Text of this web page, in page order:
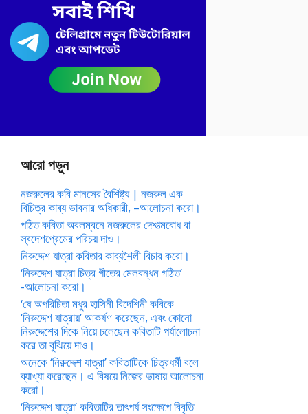
আরো পড়ুন
নজরুলের কবি মানসের বৈশিষ্ট্য | নজরুল এক
বিচিত্র কাব্য ভাবনার অধিকারী, –আলোচনা করো।
পঠিত কবিতা অবলম্বনে নজরুলের দেশাত্মবোধ বা
স্বদেশপ্রেমের পরিচয় দাও।
নিরুদ্দেশ যাত্রা কবিতার কাব্যশৈলী বিচার করো।
‘নিরুদ্দেশ যাত্রা চিত্র গীতের মেলবন্ধন গঠিত’
-আলোচনা করো।
‘ষে অপরিচিতা মধুর হাসিনী বিদেশিনী কবিকে
‘নিরুদ্দেশ যাত্রায়’ আকর্ষণ করেছেন, এবং কোনো
নিরুদ্দেশের দিকে নিয়ে চলেছেন কবিতাটি পর্যালোচনা
করে তা বুঝিয়ে দাও।
অনেকে ‘নিরুদ্দেশ যাত্রা’ কবিতাটিকে চিত্রধর্মী বলে
ব্যাখ্যা করেছেন। এ বিষয়ে নিজের ভাষায় আলোচনা
করো।
‘নিরুদ্দেশ যাত্রা’ কবিতাটির তাৎপর্য সংক্ষেপে বিবৃতি